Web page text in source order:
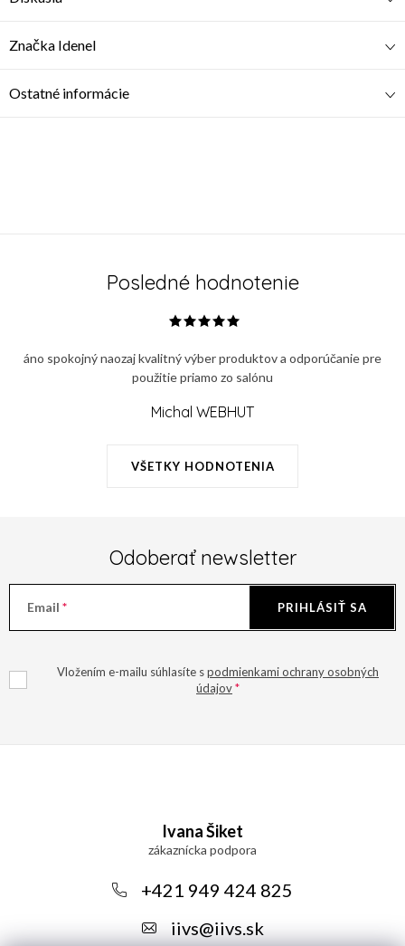
Značka Idenel
Ostatné informácie
Posledné hodnotenie
VŠETKY HODNOTENIA
áno spokojný naozaj kvalitný výber produktov a odporúčanie pre
použitie priamo zo salónu
Michal WEBHUT
Odoberať newsletter
Email
Vložením e-mailu súhlasíte spodmienkami ochrany osobných
údajov
PRIHLÁSIŤ SA
Ivana Šiket
+421 949 424 825
iivs@iivs.sk